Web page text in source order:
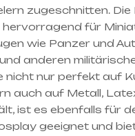
zugeschnitten. Die
hervorragend für
wie Panzer und
anderen
nicht nur perfekt auf
auch auf Metall,
ist es ebenfalls für
geeignet und